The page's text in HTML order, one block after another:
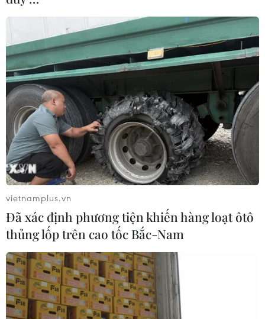
Đại hội thành lập Hội Trí thức Việt Nam
tại Nhật Bản
14/11/2019 15:20
Đại hội thảo luận và thông qua Điều lệ của AVIJ, bầu ra
Ban Chấp hành AVIJ nhiệm kỳ 2019-2021 gồm 9 thành
viên do ông Lê Đức Anh, tiến sỹ thuộc trường Đại học
Tokyo, làm Chủ tịch Hội.
vietnamplus.vn
Đã xác định phương tiện khiến hàng loạt ôtô
thủng lốp trên cao tốc Bắc-Nam